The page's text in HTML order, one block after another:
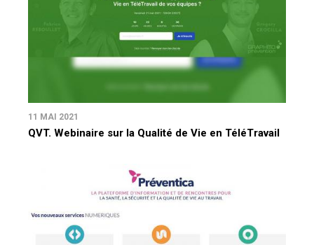
11 MAI 2021
QVT. Webinaire sur la Qualité de Vie en TéléTravail